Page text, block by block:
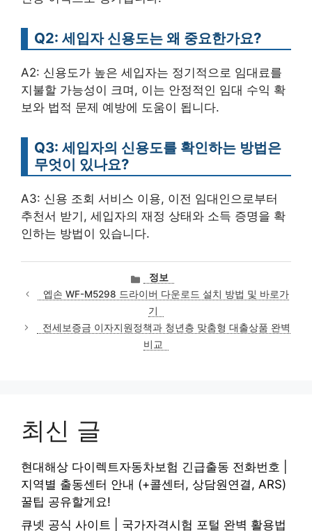
Q2: 세입자 신용도는 왜 중요한가요?
A2: 신용도가 높은 세입자는 정기적으로 임대료를
지불할 가능성이 크며, 이는 안정적인 임대 수익 확
보와 법적 문제 예방에 도움이 됩니다.
Q3: 세입자의 신용도를 확인하는 방법은
무엇이 있나요?
A3: 신용 조회 서비스 이용, 이전 임대인으로부터
추천서 받기, 세입자의 재정 상태와 소득 증명을 확
인하는 방법이 있습니다.
카
테
고
리
정보
엡손 WF-M5298 드라이버 다운로드 설치 방법 및 바로가
기
전세보증금 이자지원정책과 청년층 맞춤형 대출상품 완벽
비교
최신 글
현대해상 다이렉트자동차보험 긴급출동 전화번호 |
지역별 출동센터 안내 (+콜센터, 상담원연결, ARS)
꿀팁 공유할게요!
큐넷 공식 사이트 | 국가자격시험 포털 완벽 활용법